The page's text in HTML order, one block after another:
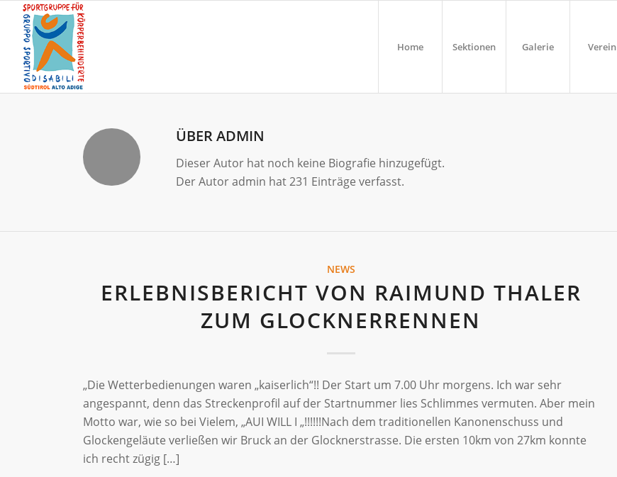
Home Sektionen Galerie Verein
ÜBERADMIN
Dieser Autor hat noch keine Biografie hinzugefügt.
Der Autoradmin hat 231 Einträge verfasst.
NEWS
ERLEBNISBERICHT VON RAIMUND THALER
ZUM GLOCKNERRENNEN
„Die Wetterbedienungen waren „kaiserlich“!! Der Start um 7.00 Uhr morgens. Ich war sehr
angespannt, denn das Streckenprofil auf der Startnummer lies Schlimmes vermuten. Aber mein
Motto war, wie so bei Vielem, „AUI WILL I „!!!!!!Nach dem traditionellen Kanonenschuss und
Glockengeläute verließen wir Bruck an der Glocknerstrasse. Die ersten 10km von 27km konnte
ich recht zügig […]